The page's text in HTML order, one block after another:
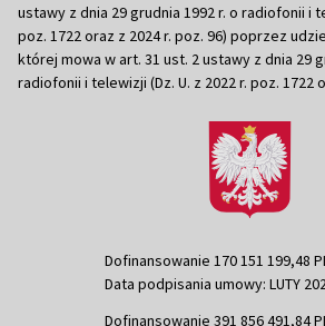
ustawy z dnia 29 grudnia 1992 r. o radiofonii i
poz. 1722 oraz z 2024 r. poz. 96) poprzez
której mowa w art. 31 ust. 2 ustawy z dnia 29
radiofonii i telewizji (Dz. U. z 2022 r. poz. 1722
Dofinansowanie 170 151 199,48
Data podpisania umowy: LUTY
Dofinansowanie 391 856 491,84